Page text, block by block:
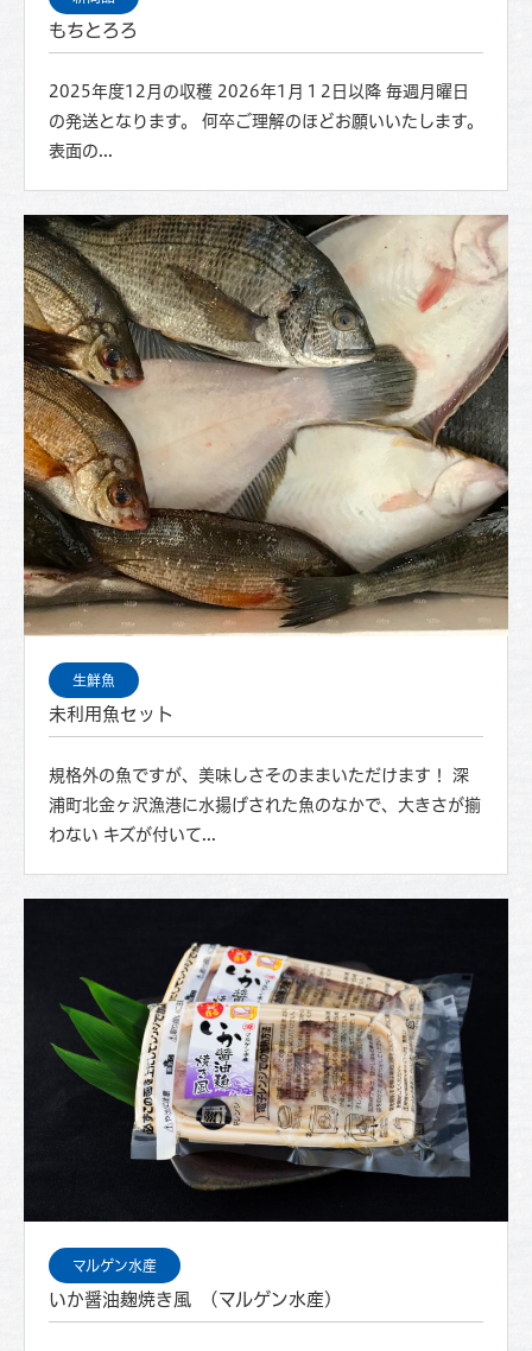
もちとろろ
2025年度12月の収穫 2026年1月１2日以降 毎週月曜日
の発送となります。 何卒ご理解のほどお願いいたします。
表面の...
生鮮魚
未利用魚セット
規格外の魚ですが、美味しさそのままいただけます！ 深
浦町北金ヶ沢漁港に水揚げされた魚のなかで、大きさが揃
わない キズが付いて...
マルゲン水産
いか醤油麹焼き風 (マルゲン水産)